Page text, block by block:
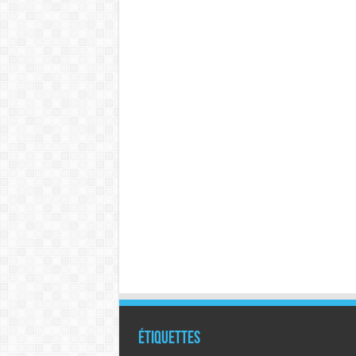
Étiquettes